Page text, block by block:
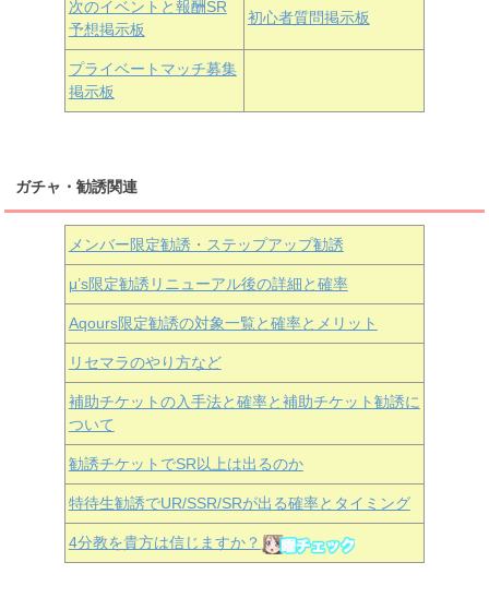
朝香果林 近江彼方 エマ・ヴェルデ
次のイベントと報酬SR
予想掲示板
初心者質問掲示板
プライベートマッチ募集
掲示板
ガチャ・勧誘関連
メンバー限定勧誘・ステップアップ勧誘
μ’s限定勧誘リニューアル後の詳細と確率
Aqours限定勧誘の対象一覧と確率とメリット
リセマラのやり方など
補助チケットの入手法と確率と補助チケット勧誘に
ついて
勧誘チケットでSR以上は出るのか
特待生勧誘でUR/SSR/SRが出る確率とタイミング
4分教を貴方は信じますか？